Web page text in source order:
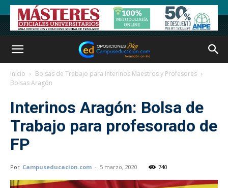
Inicio
Bolsas de Trabajo para Interinos Maestros y Profesores
Bolsas Aragón
Interinos Aragón: Bolsa de
Trabajo para profesorado de
FP
Por Campuseducacion.com - 5 marzo, 2020 740